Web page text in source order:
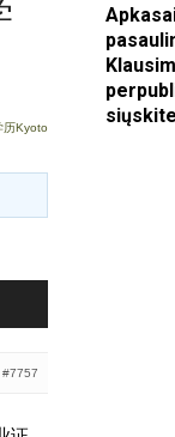
历Kyoto
#7757
siųskite